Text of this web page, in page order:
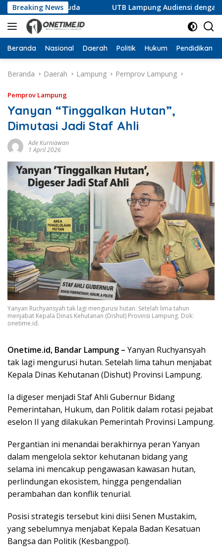
Langsung
ke
konten
Breaking News
Muda UTB Lampung Audiensi dengan
Beranda Nasional Daerah Politik Hukum Pendidikan
Beranda Daerah Lampung Pemprov Lampung
Pemprov Lampung
Yanyan “Tinggalkan Hutan”,
Dimutasi Jadi Staf Ahli
Ade Kurniawan
1 April 2026
Yanyan Ruchyansyah tak lagi mengurusi hutan. Setelah lima tahun
menjabat Kepala Dinas Kehutanan (Dishut) Provinsi Lampung. Dok:
onetime.id.
Onetime.id, Bandar Lampung – Yanyan Ruchyansyah
tak lagi mengurusi hutan. Setelah lima tahun menjabat
Kepala Dinas Kehutanan (Dishut) Provinsi Lampung.
Ia digeser menjadi Staf Ahli Gubernur Bidang
Pemerintahan, Hukum, dan Politik dalam rotasi pejabat
eselon II yang dilakukan Pemerintah Provinsi Lampung.
Pergantian ini menandai berakhirnya peran Yanyan
dalam mengelola sektor kehutanan bidang yang
selama ini mencakup pengawasan kawasan hutan,
perlindungan ekosistem, hingga pengendalian
perambahan dan konflik tenurial.
Posisi strategis tersebut kini diisi Senen Mustakim,
yang sebelumnya menjabat Kepala Badan Kesatuan
Bangsa dan Politik (Kesbangpol).